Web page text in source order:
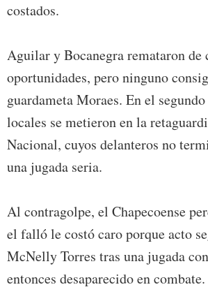
costados.
Aguilar y Bocanegra remataron de
oportunidades, pero ninguno
guardameta Moraes. En el
locales se metieron en la
Nacional, cuyos delanteros no
una jugada seria.
Al contragolpe, el Chapecoense
el falló le costó caro porque acto
McNelly Torres tras una jugada
entonces desaparecido en combate.